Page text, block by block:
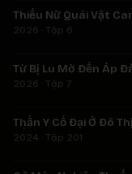
★9.2
Thiếu Nữ Quái Vật
2026 · Tập 6
★5.0
Từ Bị Lu Mờ Đến Áp
2026 · Tập 7
★8.5
Thần Y Cổ Đại Ở Đô
Cổ Tiên Y)
2024 · Tập 201